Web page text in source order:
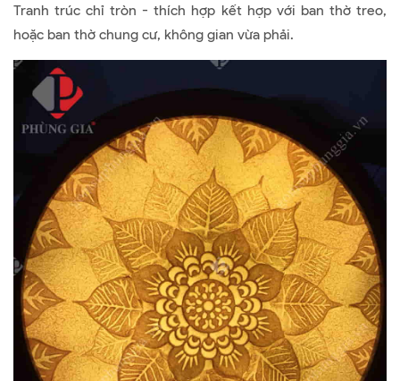
Tranh trúc chỉ tròn - thích hợp kết hợp với ban thờ treo,
hoặc ban thờ chung cư, không gian vừa phải.